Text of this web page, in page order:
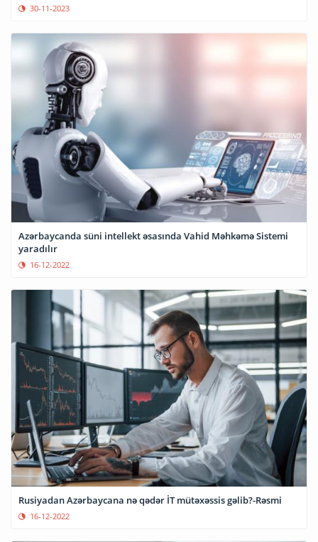
30-11-2023
Azərbaycanda süni intellekt əsasında Vahid Məhkəmə Sistemi
yaradılır
16-12-2022
Rusiyadan Azərbaycana nə qədər İT mütəxəssis gəlib?-Rəsmi
16-12-2022